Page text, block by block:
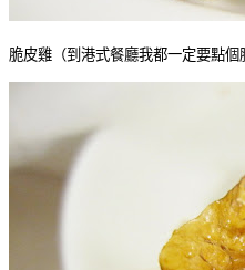
脆皮雞（到港式餐廳我都一定要點